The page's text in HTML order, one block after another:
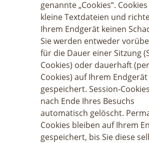
genannte „Cookies“.
kleine Textdateien und
Ihrem Endgerät keinen
Sie werden entweder
für die Dauer einer Sitzung
Cookies) oder dauerhaft
Cookies) auf Ihrem Endgerät
gespeichert. Session-
nach Ende Ihres Besuchs
automatisch gelöscht.
Cookies bleiben auf Ihrem
gespeichert, bis Sie diese